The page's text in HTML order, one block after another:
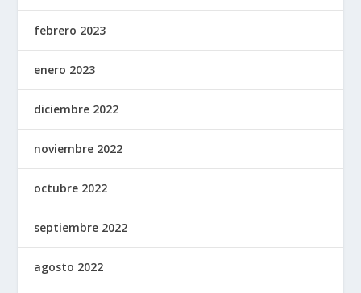
febrero 2023
enero 2023
diciembre 2022
noviembre 2022
octubre 2022
septiembre 2022
agosto 2022